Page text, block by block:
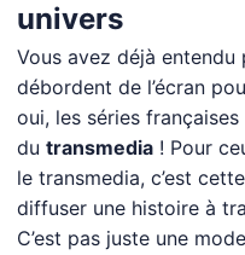
univers
Vous avez déjà entendu
débordent de l’écran
oui, les séries
du transmedia ! Pour
le transmedia, c’est
diffuser une histoire à
C’est pas juste une